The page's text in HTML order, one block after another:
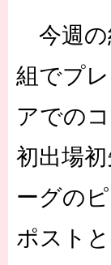
今週の
組でプ
アでの
初出場
ーグの
ポスト